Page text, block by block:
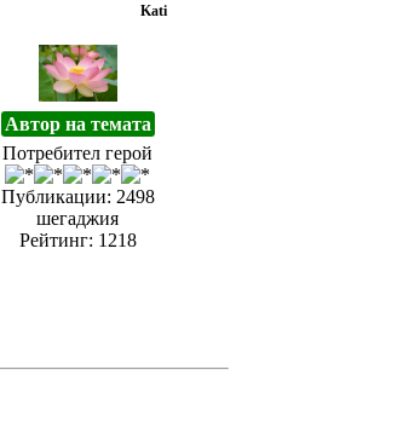
Kati
Автор на темата
Потребител герой
Публикации: 2498
шегаджия
Рейтинг: 1218